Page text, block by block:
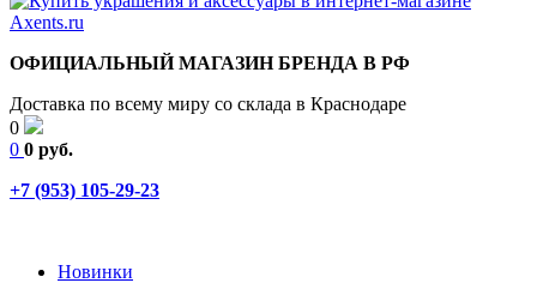
ОФИЦИАЛЬНЫЙ МАГАЗИН БРЕНДА В РФ
Доставка по всему миру со склада в Краснодаре
0
0 0 руб.
+7 (953) 105-29-23
Новинки